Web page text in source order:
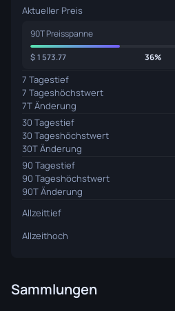
Aktueller Preis
90T Preisspanne
1 573.77 36%
7 Tagestief
7 Tageshöchstwert
7T Änderung
30 Tagestief
30 Tageshöchstwert
30T Änderung
90 Tagestief
90 Tageshöchstwert
90T Änderung
Allzeittief
Allzeithoch
Sammlungen